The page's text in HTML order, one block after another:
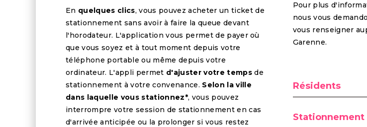
En quelques clics, vous pouvez acheter un ticket de
stationnement sans avoir à faire la queue devant
l'horodateur. L'application vous permet de payer où
que vous soyez et à tout moment depuis votre
téléphone portable ou même depuis votre
ordinateur. L'appli permet d'ajuster votre tempsde
stationnement à votre convenance. Selon la ville
dans laquelle vous stationnez*, vous pouvez
interrompre votre session de stationnement en cas
d'arrivée anticipée ou la prolonger si vous restez
Pour plus
nous vous
vous renseigner
Garenne.
Résidents
Stationnement